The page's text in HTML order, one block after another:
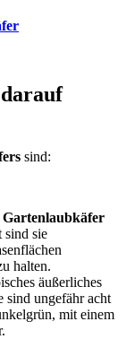
sind:
Gartenlaubkäfer
sind sie
halten.
äußerliches
sind ungefähr acht
mit einem